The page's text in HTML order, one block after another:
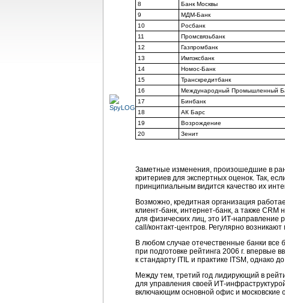
8
Банк Москвы
9
МДМ-Банк
10
Росбанк
11
Промсвязьбанк
12
Газпромбанк
13
Импэксбанк
14
Номос-Банк
15
Транскредитбанк
16
Международный Промышленный
17
Бинбанк
18
АК Барс
19
Возрождение
20
Зенит
Заметные изменения, произошедшие в
критериев для экспертных оценок. Так,
принципиальным видится качество их
Возможно, кредитная организация
клиент-банк, интернет-банк, а также CRM
для физических лиц, это ИТ-направление
call/контакт-центров. Регулярно
В любом случае отечественные банки
при подготовке рейтинга 2006 г. впервые
к стандарту ITIL и практике ITSM, однако
Между тем, третий год лидирующий в
для управления своей ИТ-
включающим основной офис и московские